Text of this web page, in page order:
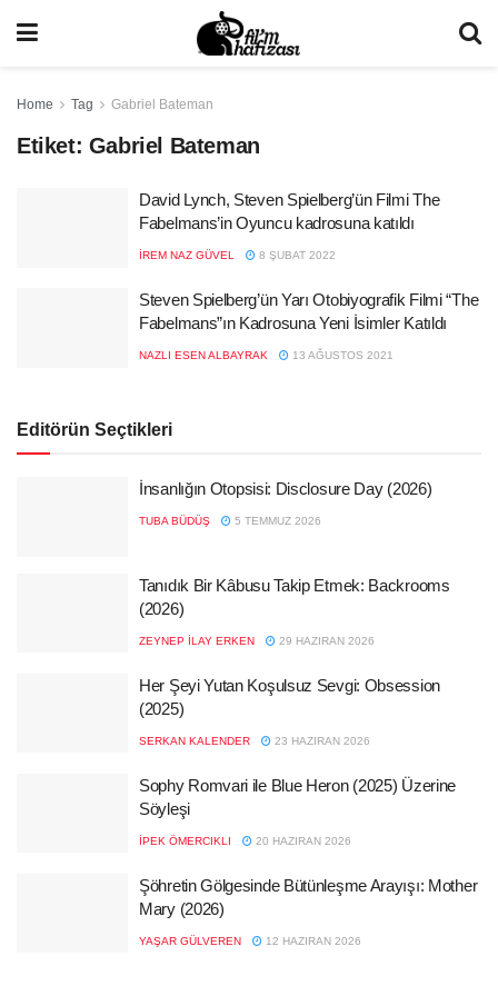
Home Tag Gabriel Bateman
Etiket: Gabriel Bateman
David Lynch, Steven Spielberg’ün Filmi The
Fabelmans’in Oyuncu kadrosuna katıldı
İREM NAZ GÜVEL 8 ŞUBAT 2022
Steven Spielberg’ün Yarı Otobiyografik Filmi “The
Fabelmans”ın Kadrosuna Yeni İsimler Katıldı
NAZLI ESEN ALBAYRAK 13 AĞUSTOS 2021
Editörün Seçtikleri
İnsanlığın Otopsisi: Disclosure Day (2026)
TUBA BÜDÜŞ 5 TEMMUZ 2026
Tanıdık Bir Kâbusu Takip Etmek: Backrooms
(2026)
ZEYNEP İLAY ERKEN 29 HAZIRAN 2026
Her Şeyi Yutan Koşulsuz Sevgi: Obsession
(2025)
SERKAN KALENDER 23 HAZIRAN 2026
Sophy Romvari ile Blue Heron (2025) Üzerine
Söyleşi
İPEK ÖMERCIKLI 20 HAZIRAN 2026
Şöhretin Gölgesinde Bütünleşme Arayışı: Mother
Mary (2026)
YAŞAR GÜLVEREN 12 HAZIRAN 2026